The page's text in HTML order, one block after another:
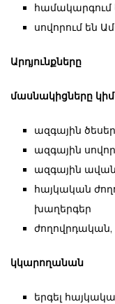
համակարգում
սովորում են
Արդյունքները
մասնակիցները
ազգային ծեսեր
ազգային
ազգային
հայկական
խաղերգեր
կկարողանան
երգել